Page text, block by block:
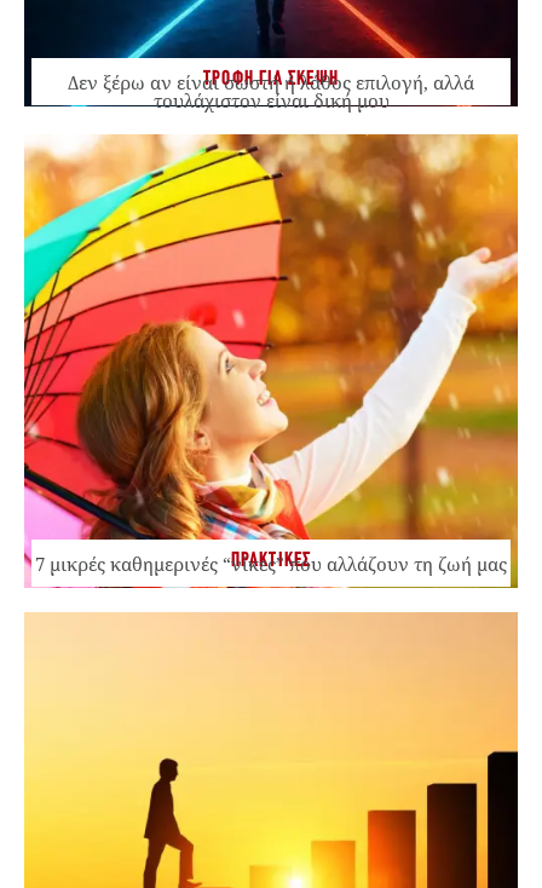
ΤΡΟΦΗ ΓΙΑ ΣΚΕΨΗ
Δεν ξέρω αν είναι σωστή ή λάθος επιλογή, αλλά
τουλάχιστον είναι δική μου
ΠΡΑΚΤΙΚΕΣ
7 μικρές καθημερινές “νίκες” που αλλάζουν τη ζωή μας